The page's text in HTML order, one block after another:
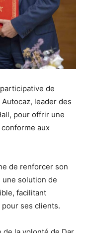
de
Autocaz, leader des
pour offrir une
aux
de renforcer son
une solution de
facilitant
pour ses clients.